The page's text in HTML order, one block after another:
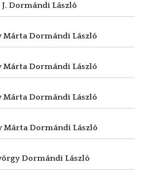
Dormándi László
MártaDormándi László
MártaDormándi László
MártaDormándi László
MártaDormándi László
Dormándi László